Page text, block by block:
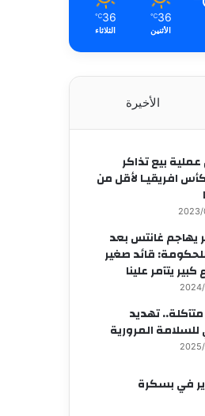
36
℃
الأثنين
36
℃
الثلاثاء
الأخيرة
بيع تذاكر
افريقيـا لأقل من
يهاجم غانتس بعد
للحكومة: قائد صغير
يتآمر علينا
تهديد
المرورية
في بسكرة